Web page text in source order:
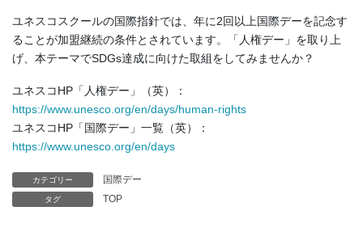
ユネスコスクールの国際指針では、年に2回以上国際デーを記念す
ることが加盟継続の条件とされています。「人権デー」を取り上
げ、本テーマでSDGs達成に向けた取組をしてみませんか？
ユネスコHP「人権デー」（英）：
https://www.unesco.org/en/days/human-rights
ユネスコHP「国際デー」一覧（英）：
https://www.unesco.org/en/days
カテゴリー 国際デー
タグ TOP